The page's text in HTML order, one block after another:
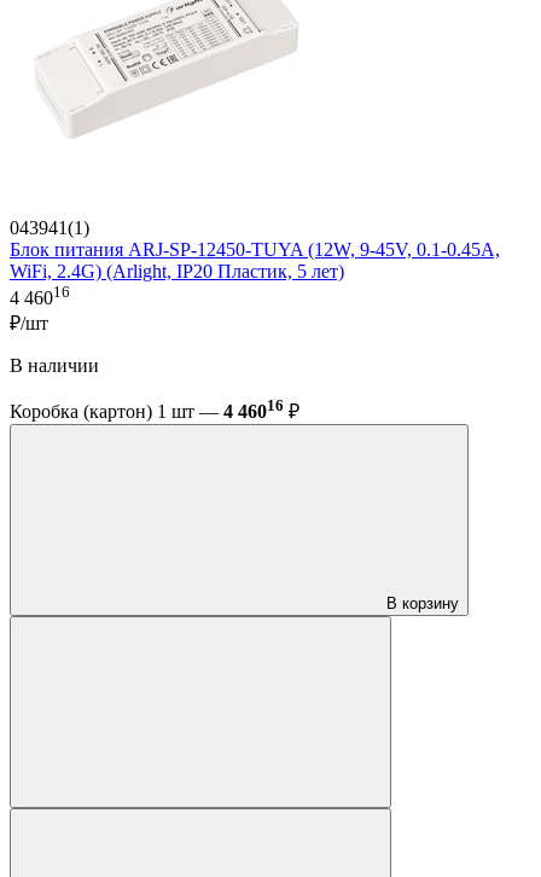
043941(1)
Блок питания ARJ-SP-12450-TUYA (12W, 9-45V, 0.1-0.45A,
WiFi, 2.4G) (Arlight, IP20 Пластик, 5 лет)
4 46016
₽/шт
В наличии
Коробка (картон) 1 шт — 4 46016 ₽
В корзину